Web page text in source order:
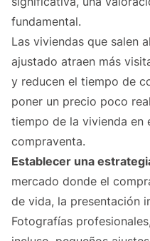
fundamental.
Las viviendas que salen
ajustado atraen más
y reducen el tiempo de
poner un precio poco
tiempo de la vivienda en
compraventa.
Establecer una
mercado donde el
de vida, la presentación
Fotografías